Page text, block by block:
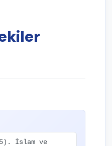
İslam ve